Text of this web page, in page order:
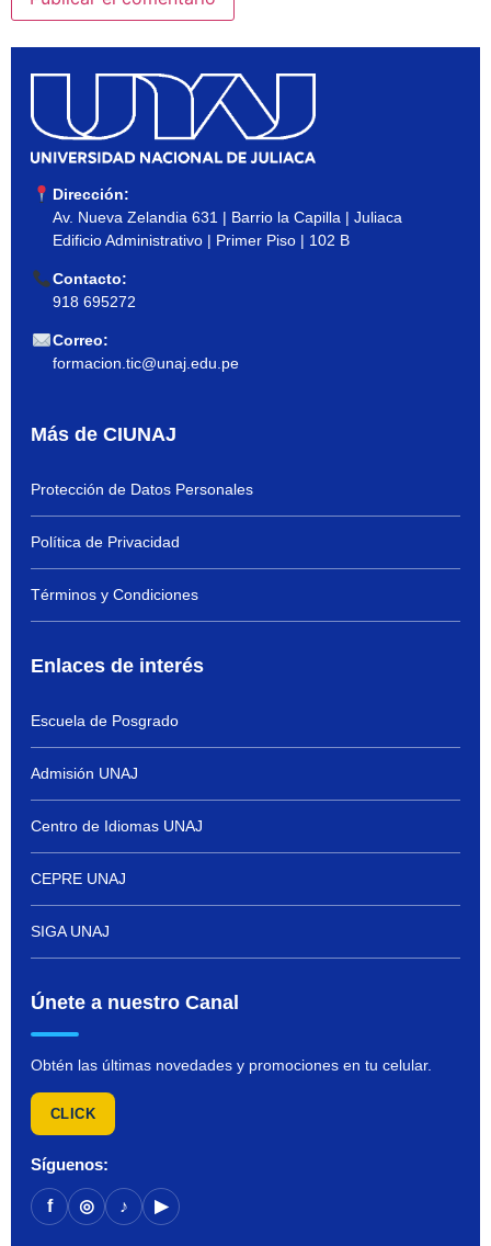
Dirección:
Av. Nueva Zelandia 631 | Barrio la Capilla | Juliaca
Edificio Administrativo | Primer Piso | 102 B
Contacto:
918 695272
Correo:
formacion.tic@unaj.edu.pe
Más de CIUNAJ
Protección de Datos Personales
Política de Privacidad
Términos y Condiciones
Enlaces de interés
Escuela de Posgrado
Admisión UNAJ
Centro de Idiomas UNAJ
CEPRE UNAJ
SIGA UNAJ
Únete a nuestro Canal
Obtén las últimas novedades y promociones en tu celular.
CLICK
Síguenos:
f ◎ ♪ ▶